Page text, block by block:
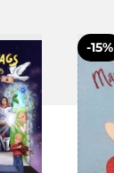
-15%